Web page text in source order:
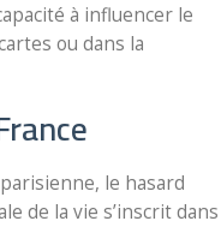
à influencer le
ou dans la
le hasard
de la vie s’inscrit dans